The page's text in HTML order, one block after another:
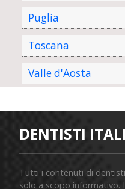
Puglia
Toscana
Valle d'Aosta
DENTISTI
Tutti i contenuti di
solo a scopo informativo.